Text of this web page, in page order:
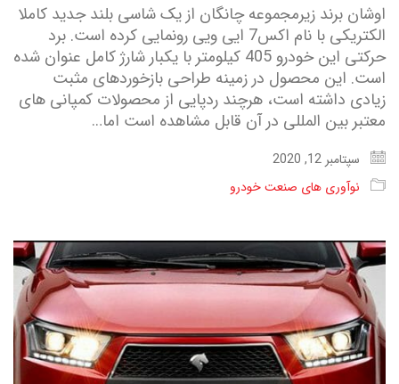
اوشان برند زیرمجموعه چانگان از یک شاسی بلند جدید کاملا
الکتریکی با نام اکس7 ایی ویی رونمایی کرده است. برد
حرکتی این خودرو 405 کیلومتر با یکبار شارژ کامل عنوان شده
است. این محصول در زمینه طراحی بازخوردهای مثبت
زیادی داشته است، هرچند ردپایی از محصولات کمپانی های
معتبر بین المللی در آن قابل مشاهده است اما…
سپتامبر 12, 2020
نوآوری های صنعت خودرو